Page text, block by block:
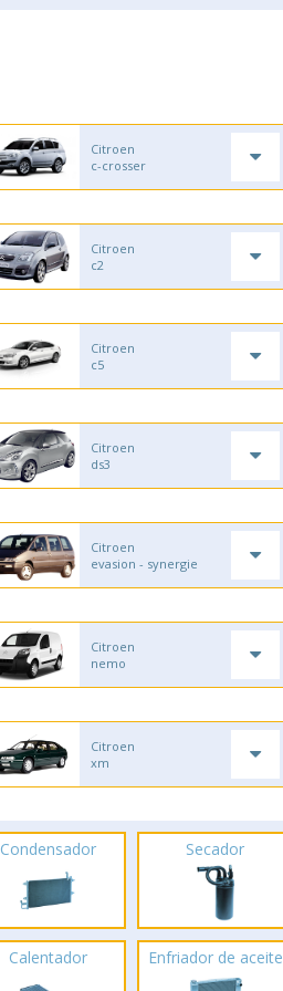
Citroen
c-crosser
Citroen
c2
Citroen
c5
Citroen
ds3
Citroen
evasion - synergie
Citroen
nemo
Citroen
xm
Condensador Secador
Calentador Enfriador de aceite